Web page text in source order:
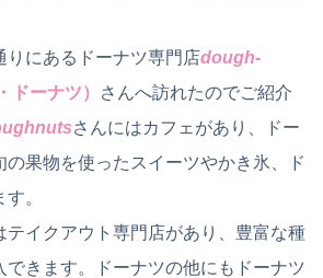
りにあるドーナツ専門店dough-
ドーナツ）
さんへ訪れたのでご紹介
さんにはカフェがあり、ドー
の果物を使ったスイーツやかき氷、ド
。
テイクアウト専門店があり、豊富な種
できます。ドーナツの他にもドーナツ